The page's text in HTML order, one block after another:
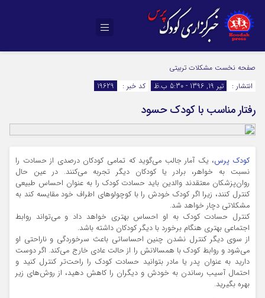
صفحه نخست مشکلات تربیتی
انتشار :
تیر 19, 1396 - 5:30 ب.ظ کد خبر : 19629
رفتار مناسب با کودک حسود
کودک پرس، یک آمار جالب می‌گوید که تمامی کودکان درصدی از حسادت را
نسبت به خواهر، برادر یا کودکان دیگر تجربه می‌کنند. در عین حال
روان‌پزشکان معتقدند والدین باید حسادت کودک را به عنوان احساس طبیعی
کنترل کنند، زیرا اگر کودک خودش را با کوچولوهای اطراف خود مقایسه کند به
مشکلاتی دچار خواهد شد.
کنترل حسادت کودک به او احساس بهتری خواهد داد و می‌تواند روابط
اجتماعی بهتری هنگام برخورد با دیگر کودکان داشته باشد.
از سوی دیگر کنترل نشدن چنین احساساتی باعث سرخوردگی و ناراحتی او
می‌شود و روابط کودک با همسالانش را از حالت عادی خارج می‌کند. اگر دوست
دارید به عنوان پدر یا مادر بتوانید حسادت کودک را راحت‌تر کنترل کنید و
احتمال آسیب رساندن به خودش و دیگران را کاهش دهید، از روش‌های زیر
بهره بگیرید.